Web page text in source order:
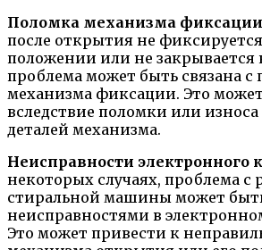
Поломка механизма
после открытия не
положении или не закрывается
проблема может быть связана с
механизма фиксации. Это
вследствие поломки или
деталей механизма.
Неисправности электронного
некоторых случаях, проблема с
стиральной машины может
неисправностями в
Это может привести к